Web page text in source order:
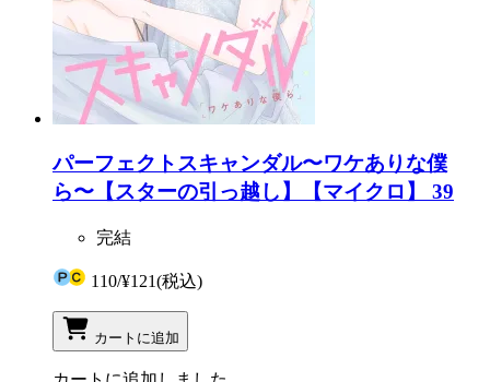
パーフェクトスキャンダル〜ワケありな僕
ら〜【スターの引っ越し】【マイクロ】 39
完結
110/¥121(税込)
カートに追加